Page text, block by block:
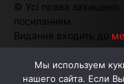
© Усі права
посиланням.
Видання входить до
Мы используем
нашего сайта. Если